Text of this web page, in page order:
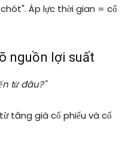
Áp lực thời gian = cố
nguồn lợi suất
từ đâu?"
tăng giá cổ phiếu và cổ